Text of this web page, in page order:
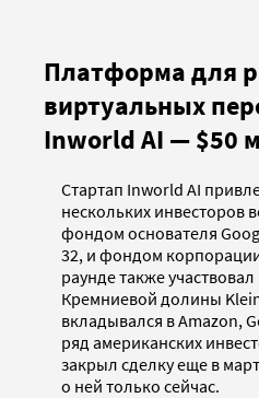
Платформа для
виртуальных
Inworld AI — $50
Стартап Inworld AI
нескольких инвесторов
фондом основателя
32, и фондом
раунде также
Кремниевой долины
вкладывался в Amazon,
ряд американских
закрыл сделку еще в
о ней только сейчас.